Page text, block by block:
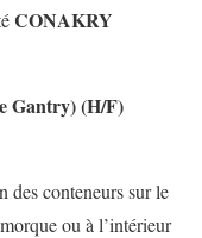
CONAKRY
Gantry) (H/F)
des conteneurs sur le
ou à l’intérieur